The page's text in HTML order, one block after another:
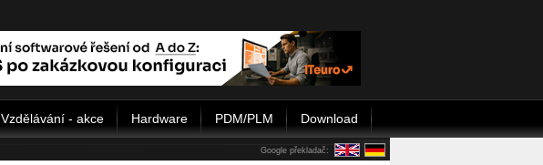
Vzdělávání - akce Hardware PDM/PLM Download
Google překladač: